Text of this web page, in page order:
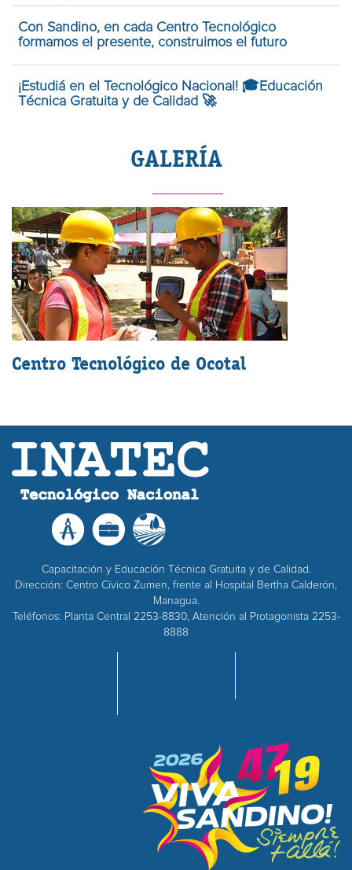
Con Sandino, en cada Centro Tecnológico
formamos el presente, construimos el futuro
¡Estudiá en el Tecnológico Nacional! 🎓Educación
Técnica Gratuita y de Calidad 🚀
GALERÍA
Centro Tecnológico de Ocotal
Capacitación y Educación Técnica Gratuita y de Calidad.
Dirección: Centro Cívico Zumen, frente al Hospital Bertha Calderón,
Managua.
Teléfonos: Planta Central 2253-8830, Atención al Protagonista 2253-
8888